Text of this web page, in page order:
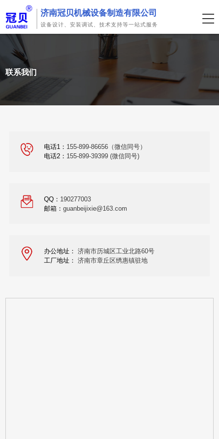
济南冠贝机械设备制造有限公司
设备设计、安装调试、技术支持等一站式服务
联系我们
电话1： 155-899-86656（微信同号）
电话2： 155-899-39399 (微信同号)
QQ： 190277003
邮箱： guanbeijixie@163.com
办公地址： 济南市历城区工业北路60号
工厂地址： 济南市章丘区绣惠镇驻地